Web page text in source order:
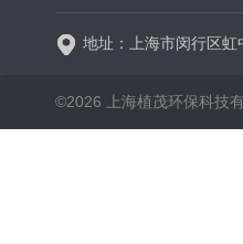
地址：上海市闵行区虹
©2026 上海植茂环保科技